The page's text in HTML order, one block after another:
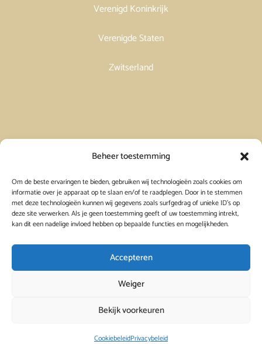
Beheer toestemming
Om de beste ervaringen te bieden, gebruiken wij technologieën zoals cookies om
informatie over je apparaat op te slaan en/of te raadplegen. Door in te stemmen
met deze technologieën kunnen wij gegevens zoals surfgedrag of unieke ID's op
deze site verwerken. Als je geen toestemming geeft of uw toestemming intrekt,
kan dit een nadelige invloed hebben op bepaalde functies en mogelijkheden.
Accepteren
Weiger
Bekijk voorkeuren
CookiebeleidPrivacybeleid
Verenigd Koninkrijk
Verenigde Staten
Zwitserland
Vakantiehuis in Frankrijk huren
Vakantiehuis in Griekenland huren
Cookiebeleid - Links